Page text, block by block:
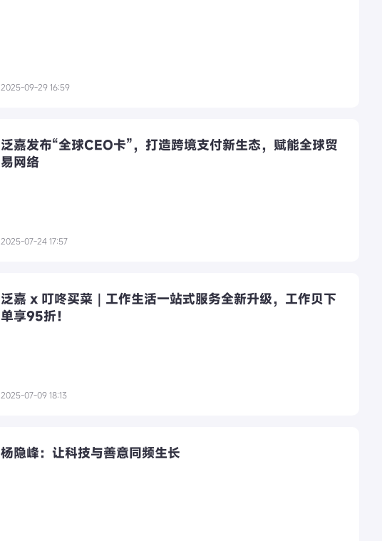
2025-09-29 16:59
泛嘉发布“全球CEO卡”，打造跨境支付新生态，赋能全球贸
易网络
2025-07-24 17:57
泛嘉 x 叮咚买菜｜工作生活一站式服务全新升级，工作贝下
单享95折！
2025-07-09 18:13
杨隐峰：让科技与善意同频生长